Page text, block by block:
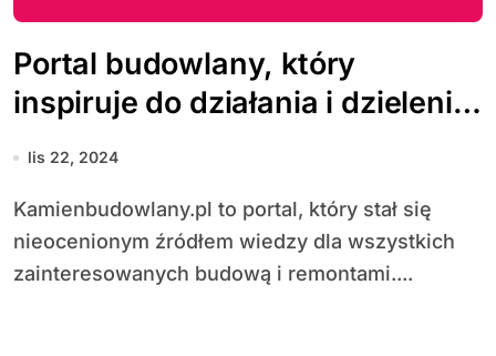
Portal budowlany, który
inspiruje do działania i dzielenia
się wiedzą
lis 22, 2024
Kamienbudowlany.pl to portal, który stał się
nieocenionym źródłem wiedzy dla wszystkich
zainteresowanych budową i remontami....